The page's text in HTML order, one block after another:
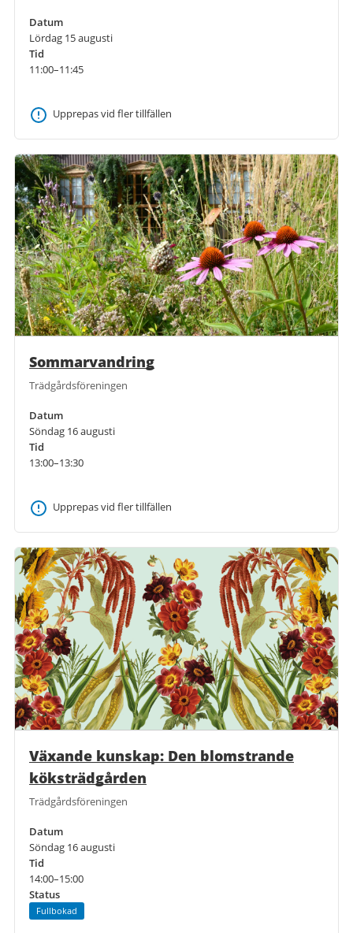
Datum
Lördag 15 augusti
Tid
11:00–11:45
Upprepas vid fler tillfällen
Sommarvandring
Trädgårdsföreningen
Datum
Söndag 16 augusti
Tid
13:00–13:30
Upprepas vid fler tillfällen
Växande kunskap: Den blomstrande
köksträdgården
Trädgårdsföreningen
Datum
Söndag 16 augusti
Tid
14:00–15:00
Status
Fullbokad